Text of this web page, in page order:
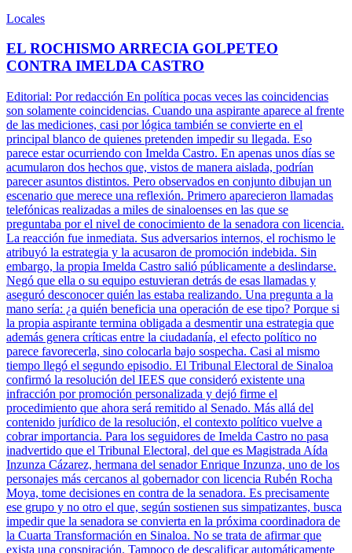
Locales
EL ROCHISMO ARRECIA GOLPETEO
CONTRA IMELDA CASTRO
Editorial: Por redacción En política pocas veces las coincidencias
son solamente coincidencias. Cuando una aspirante aparece al frente
de las mediciones, casi por lógica también se convierte en el
principal blanco de quienes pretenden impedir su llegada. Eso
parece estar ocurriendo con Imelda Castro. En apenas unos días se
acumularon dos hechos que, vistos de manera aislada, podrían
parecer asuntos distintos. Pero observados en conjunto dibujan un
escenario que merece una reflexión. Primero aparecieron llamadas
telefónicas realizadas a miles de sinaloenses en las que se
preguntaba por el nivel de conocimiento de la senadora con licencia.
La reacción fue inmediata. Sus adversarios internos, el rochismo le
atribuyó la estrategia y la acusaron de promoción indebida. Sin
embargo, la propia Imelda Castro salió públicamente a deslindarse.
Negó que ella o su equipo estuvieran detrás de esas llamadas y
aseguró desconocer quién las estaba realizando. Una pregunta a la
mano sería: ¿a quién beneficia una operación de ese tipo? Porque si
la propia aspirante termina obligada a desmentir una estrategia que
además genera críticas entre la ciudadanía, el efecto político no
parece favorecerla, sino colocarla bajo sospecha. Casi al mismo
tiempo llegó el segundo episodio. El Tribunal Electoral de Sinaloa
confirmó la resolución del IEES que consideró existente una
infracción por promoción personalizada y dejó firme el
procedimiento que ahora será remitido al Senado. Más allá del
contenido jurídico de la resolución, el contexto político vuelve a
cobrar importancia. Para los seguidores de Imelda Castro no pasa
inadvertido que el Tribunal Electoral, del que es Magistrada Aída
Inzunza Cázarez, hermana del senador Enrique Inzunza, uno de los
personajes más cercanos al gobernador con licencia Rubén Rocha
Moya, tome decisiones en contra de la senadora. Es precisamente
ese grupo y no otro el que, según sostienen sus simpatizantes, busca
impedir que la senadora se convierta en la próxima coordinadora de
la Cuarta Transformación en Sinaloa. No se trata de afirmar que
exista una conspiración. Tampoco de descalificar automáticamente